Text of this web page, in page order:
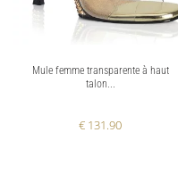
Mule femme transparente à haut
talon...
€ 131.90